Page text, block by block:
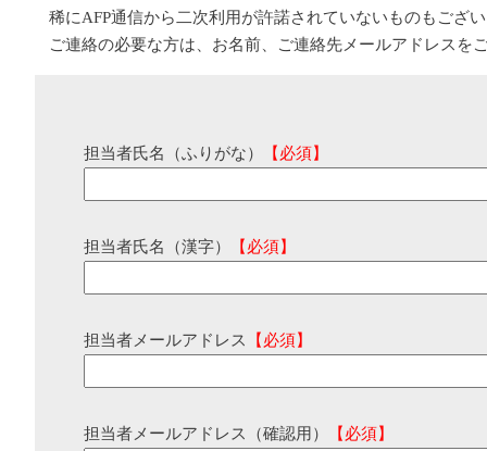
稀にAFP通信から二次利用が許諾されていないものもござ
ご連絡の必要な方は、お名前、ご連絡先メールアドレスを
担当者氏名（ふりがな） 【必須】
担当者氏名（漢字） 【必須】
担当者メールアドレス 【必須】
担当者メールアドレス（確認用） 【必須】